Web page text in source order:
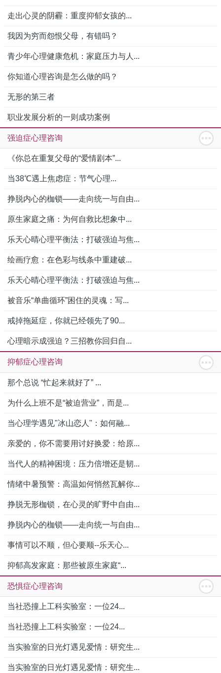
走出心灵的阴霾：重度抑郁女孩的...
我因为穷而怨恨父母，有错吗？
青少年心理健康危机：家庭压力与人...
你知道心理咨询是怎么做的吗？
无形的第三者
职业发展分析的一则成功案例
强迫症心理咨询
《你总在重复父母的“爱情剧本”...
当38℃遇上焦虑症：节气心理...
挣脱内心的枷锁——走向统一与自由...
原生家庭之痛：为何自救比想象中...
乐天心晴心理平衡法：打破强迫与焦...
绘画疗愈：在色彩与线条中重建破...
乐天心晴心理平衡法：打破强迫与焦...
被音乐“单曲循环”困住的灵魂：写...
戒掉拖延症，你就已经领先了90...
心理暗示成强迫？三招教你回归自...
抑郁症心理咨询
那个总说 “忙起来就好了” ...
为什么上班不是“被迫营业”，而是...
当心理学遇见"冰山恋人"：如何融...
亲爱的，你不需要用讨好换爱：给原...
当代人的精神困境：压力倍增还是韧...
情绪中暑预警：高温如何悄然瓦解你...
挣脱无形枷锁，在心灵的旷野中自由...
挣脱内心的枷锁——走向统一与自由...
事情可以不顺，但心要顺--乐天心...
抑郁高发家庭：那些被原生家庭“...
恐惧症心理咨询
当社恐撞上工科实验室：一位24...
当社恐撞上工科实验室：一位24...
当实验室的日光灯遇见爱情：研究生...
当实验室的日光灯遇见爱情：研究生...